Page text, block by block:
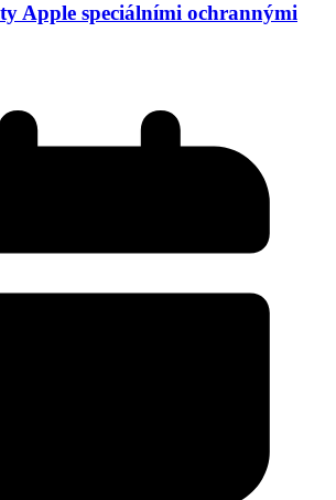
Apple speciálními ochrannými